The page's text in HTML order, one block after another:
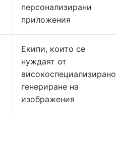
персонализирани
приложения
Екипи, които се
нуждаят от
високоспециализирано
генериране на
изображения